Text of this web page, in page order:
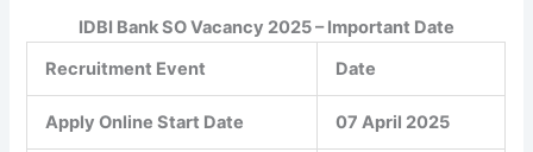
IDBI Bank SO Vacancy 2025 – Important Date
Recruitment Event
Date
Apply Online Start Date 07 April 2025